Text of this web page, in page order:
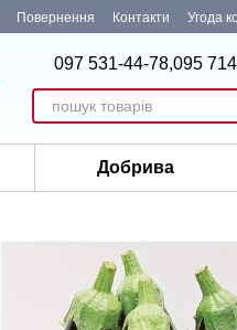
Повернення Контакти Угода
097 531-44-78,095
Добрива